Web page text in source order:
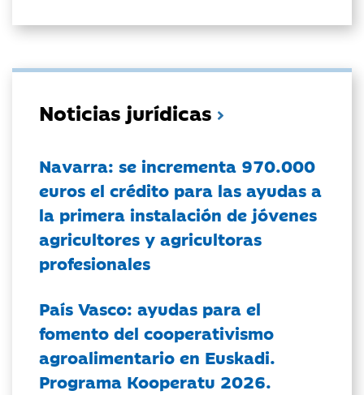
Noticias jurídicas
Navarra: se incrementa 970.000
euros el crédito para las ayudas a
la primera instalación de jóvenes
agricultores y agricultoras
profesionales
País Vasco: ayudas para el
fomento del cooperativismo
agroalimentario en Euskadi.
Programa Kooperatu 2026.